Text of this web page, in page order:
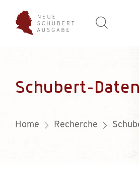
Schubert-
Home Recherche